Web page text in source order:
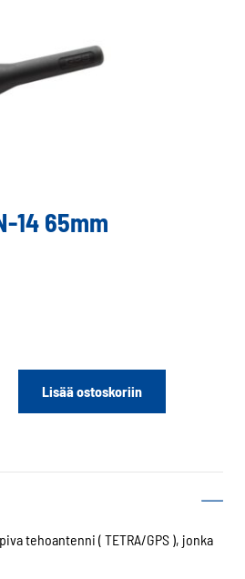
14 65mm
Lisää ostoskoriin
tehoantenni ( TETRA/GPS ), jonka